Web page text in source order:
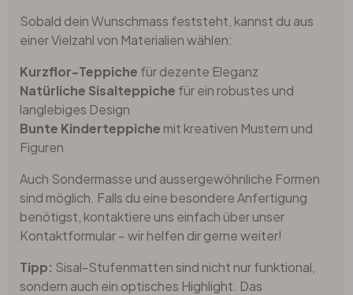
Sobald dein Wunschmass feststeht, kannst du aus
einer Vielzahl von Materialien wählen:
Kurzflor-Teppiche für dezente Eleganz
Natürliche Sisalteppiche für ein robustes und
langlebiges Design
Bunte Kinderteppiche mit kreativen Mustern und
Figuren
Auch Sondermasse und aussergewöhnliche Formen
sind möglich. Falls du eine besondere Anfertigung
benötigst, kontaktiere uns einfach über unser
Kontaktformular – wir helfen dir gerne weiter!
Tipp: Sisal-Stufenmatten sind nicht nur funktional,
sondern auch ein optisches Highlight. Das